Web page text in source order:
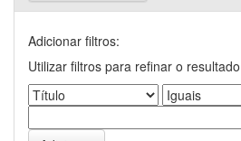
Adicionar filtros:
Utilizar filtros para refinar o